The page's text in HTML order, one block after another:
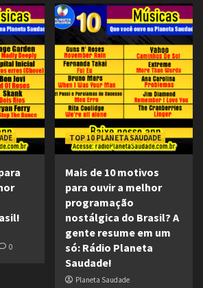
0
TOP 10 PLANETA SAUDADE
Mais de 10 motivos
para ouvir a melhor
programação
nostálgica do Brasil? A
gente resume em um
só: Rádio Planeta
Saudade!
Planeta Saudade